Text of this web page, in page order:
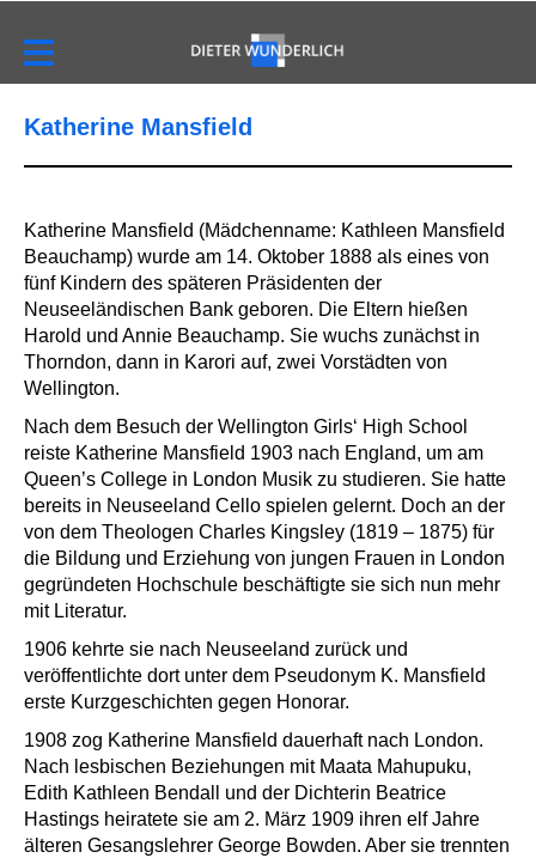
Katherine Mansfield
Katherine Mansfield (Mädchenname: Kathleen Mansfield
Beauchamp) wurde am 14. Oktober 1888 als eines von
fünf Kindern des späteren Präsidenten der
Neuseeländischen Bank geboren. Die Eltern hießen
Harold und Annie Beauchamp. Sie wuchs zunächst in
Thorndon, dann in Karori auf, zwei Vorstädten von
Wellington.
Nach dem Besuch der Wellington Girls‘ High School
reiste Katherine Mansfield 1903 nach England, um am
Queen’s College in London Musik zu studieren. Sie hatte
bereits in Neuseeland Cello spielen gelernt. Doch an der
von dem Theologen Charles Kingsley (1819 – 1875) für
die Bildung und Erziehung von jungen Frauen in London
gegründeten Hochschule beschäftigte sie sich nun mehr
mit Literatur.
1906 kehrte sie nach Neuseeland zurück und
veröffentlichte dort unter dem Pseudonym K. Mansfield
erste Kurzgeschichten gegen Honorar.
1908 zog Katherine Mansfield dauerhaft nach London.
Nach lesbischen Beziehungen mit Maata Mahupuku,
Edith Kathleen Bendall und der Dichterin Beatrice
Hastings heiratete sie am 2. März 1909 ihren elf Jahre
älteren Gesangslehrer George Bowden. Aber sie trennten